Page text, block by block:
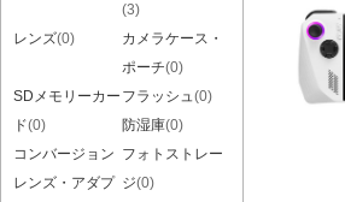
(3)
レンズ(0)
カメラケース・
ポーチ(0)
SDメモリーカー
ド(0)
フラッシュ(0)
防湿庫(0)
コンバージョン
レンズ・アダプ
フォトストレー
ジ(0)